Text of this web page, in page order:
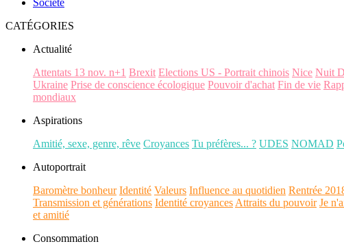
Société
CATÉGORIES
Actualité
Attentats 13 nov. n+1 Brexit Elections US - Portrait chinois Nice Nuit
Ukraine Prise de conscience écologique Pouvoir d'achat Fin de vie
mondiaux
Aspirations
Amitié, sexe, genre, rêve Croyances Tu préfères... ? UDES NOMAD
Autoportrait
Baromètre bonheur Identité Valeurs Influence au quotidien Rentrée
Transmission et générations Identité croyances Attraits du pouvoir Je
et amitié
Consommation